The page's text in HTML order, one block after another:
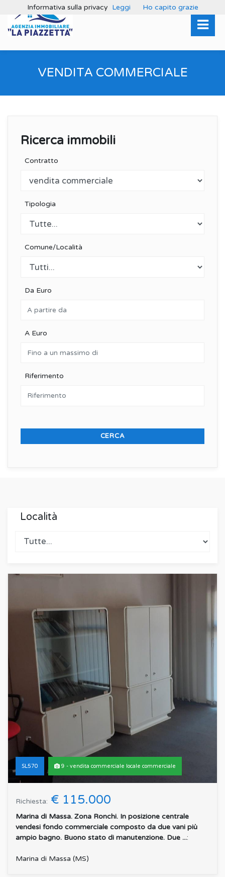
VENDITA COMMERCIALE
Ricerca immobili
Contratto
Tipologia
Comune/Località
Da Euro
A Euro
Riferimento
Località
SL570 9 - vendita commerciale locale commerciale
Richiesta: € 115.000
Marina di Massa. Zona Ronchi. In posizione centrale
vendesi fondo commerciale composto da due vani più
ampio bagno. Buono stato di manutenzione. Due ...:
Marina di Massa (MS)
Informativa sulla privacy Leggi Ho capito grazie